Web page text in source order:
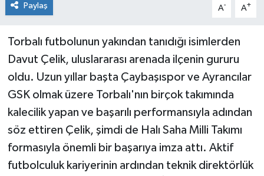
Paylaş A- A+
Torbalı futbolunun yakından tanıdığı isimlerden
Davut Çelik, uluslararası arenada ilçenin gururu
oldu. Uzun yıllar başta Çaybaşıspor ve Ayrancılar
GSK olmak üzere Torbalı'nın birçok takımında
kalecilik yapan ve başarılı performansıyla adından
söz ettiren Çelik, şimdi de Halı Saha Milli Takımı
formasıyla önemli bir başarıya imza attı. Aktif
futbolculuk kariyerinin ardından teknik direktörlük